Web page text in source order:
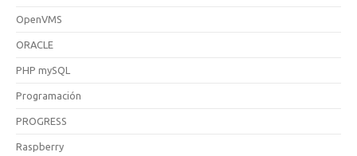
OpenVMS
ORACLE
PHP mySQL
Programación
PROGRESS
Raspberry